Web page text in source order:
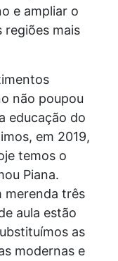
e ampliar o
regiões mais
não poupou
educação do
em 2019,
temos o
Piana.
merenda três
aula estão
as
modernas e